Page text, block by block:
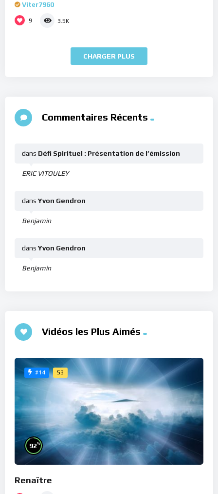
Viter7960
9 3.5K
CHARGER PLUS
Commentaires Récents
ERIC VITOULEY
dans Défi Spirituel : Présentation de l’émission
Benjamin
dans Yvon Gendron
Benjamin
dans Yvon Gendron
Vidéos les Plus Aimés
#14 53
92%
Renaître